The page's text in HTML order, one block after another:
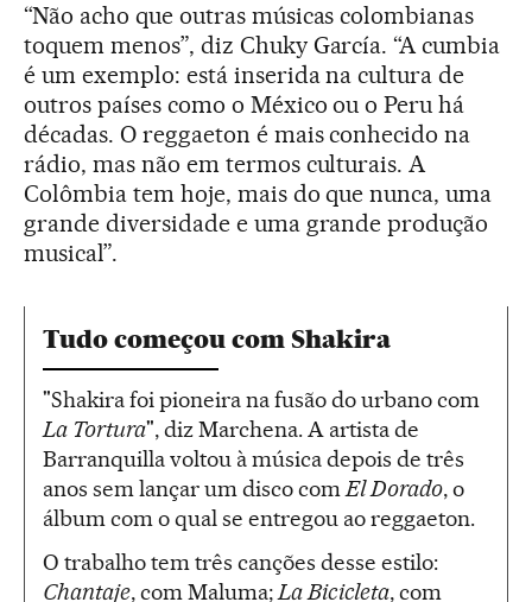
“Não acho que outras músicas colombianas
toquem menos”, diz Chuky García. “A cumbia
é um exemplo: está inserida na cultura de
outros países como o México ou o Peru há
décadas. O reggaeton é mais conhecido na
rádio, mas não em termos culturais. A
Colômbia tem hoje, mais do que nunca, uma
grande diversidade e uma grande produção
musical”.
Tudo começou com Shakira
"Shakira foi pioneira na fusão do urbano com
La Tortura", diz Marchena. A artista de
Barranquilla voltou à música depois de três
anos sem lançar um disco comEl Dorado, o
álbum com o qual se entregou ao reggaeton.
O trabalho tem três canções desse estilo:
Chantaje, com Maluma;La Bicicleta, com